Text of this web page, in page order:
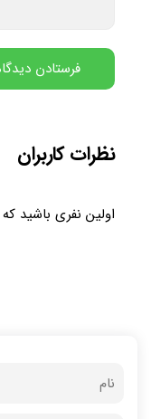
نظرات کاربران
اولین نفری باشید